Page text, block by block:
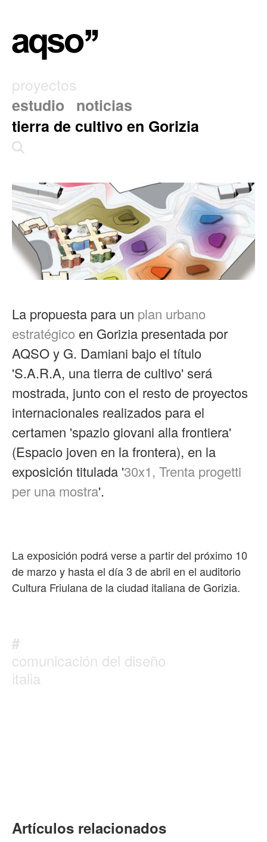
proyectos
estudio
noticias
tierra de cultivo en Gorizia
La propuesta para un plan urbano
estratégico en Gorizia presentada por
AQSO y G. Damiani bajo el título
'S.A.R.A, una tierra de cultivo' será
mostrada, junto con el resto de proyectos
internacionales realizados para el
certamen 'spazio giovani alla frontiera'
(Espacio joven en la frontera), en la
exposición titulada '30x1, Trenta progetti
per una mostra'.
La exposición podrá verse a partir del próximo 10
de marzo y hasta el día 3 de abril en el auditorio
Cultura Friulana de la ciudad italiana de Gorizia.
#
comunicación del diseño
italia
Artículos relacionados